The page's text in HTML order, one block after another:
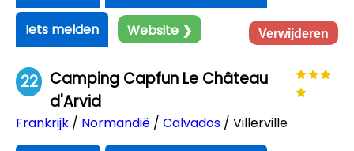
Iets melden Website ❯ Verwijderen
22
Camping Capfun Le Château
d'Arvid
Frankrijk / Normandië / Calvados / Villerville